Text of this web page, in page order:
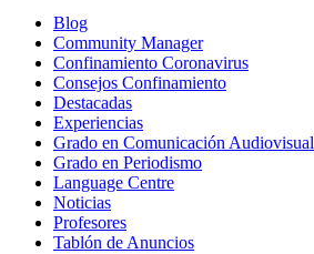
Blog
Community Manager
Confinamiento Coronavirus
Consejos Confinamiento
Destacadas
Experiencias
Grado en Comunicación Audiovisual
Grado en Periodismo
Language Centre
Noticias
Profesores
Tablón de Anuncios